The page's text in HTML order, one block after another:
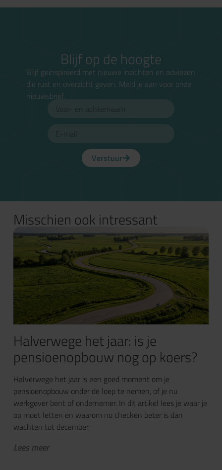
Blijf op de hoogte
Blijf geïnspireerd met nieuwe inzichten en adviezen
die rust en overzicht geven. Meld je aan voor onze
nieuwsbrief.
Verstuur
Misschien ook intressant
Halverwege het jaar: is je
pensioenopbouw nog op koers?
Halverwege het jaar is een goed moment om je
pensioenopbouw onder de loep te nemen, of je nu
werkgever bent of ondernemer. In dit artikel lees je waar je
op moet letten en waarom nu checken beter is dan
wachten tot december.
Lees meer